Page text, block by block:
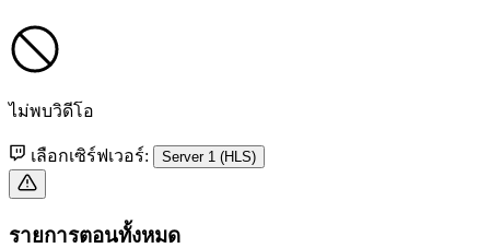
ไม่พบวิดีโอ
เลือกเซิร์ฟเวอร์: Server 1 (HLS)
รายการตอนทั้งหมด